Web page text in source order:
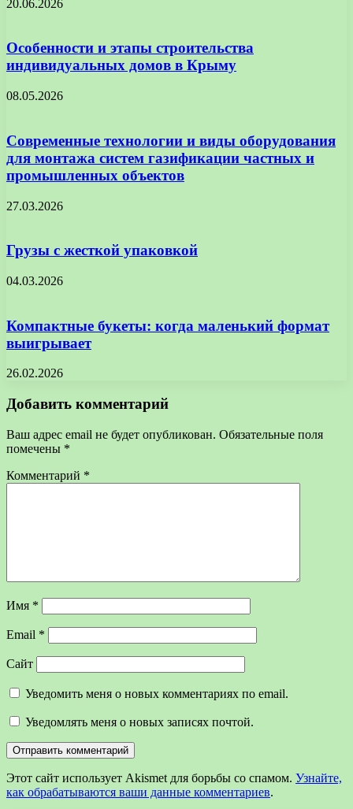
20.06.2026
Особенности и этапы строительства
индивидуальных домов в Крыму
08.05.2026
Современные технологии и виды оборудования
для монтажа систем газификации частных и
промышленных объектов
27.03.2026
Грузы с жесткой упаковкой
04.03.2026
Компактные букеты: когда маленький формат
выигрывает
26.02.2026
Добавить комментарий
Ваш адрес email не будет опубликован. Обязательные поля
помечены *
Комментарий *
Имя *
Email *
Сайт
Уведомить меня о новых комментариях по email.
Уведомлять меня о новых записях почтой.
Этот сайт использует Akismet для борьбы со спамом. Узнайте,
как обрабатываются ваши данные комментариев.